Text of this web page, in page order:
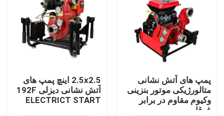
پمپ های آتش نشانی
متالورژیکی موتور بنزینی
وکیوم مقاوم در برابر
غرقابی
2.5x2.5 اینچ پمپ های
آتش نشانی دیزلی 192F
ELECTRICT START